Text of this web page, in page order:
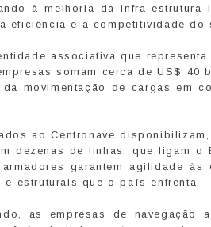
à melhoria da infra-
eficiência e a competitividade do
associativa que
somam cerca de US$
movimentação de cargas em
ao Centronave
dezenas de linhas, que ligam
garantem agilidade
estruturais que o país enfrenta.
as empresas de navegação